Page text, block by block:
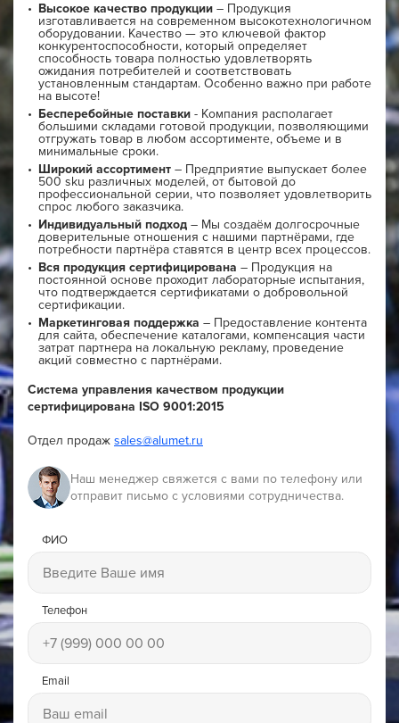
Высокое качество продукции – Продукция
изготавливается на современном высокотехнологичном
оборудовании. Качество — это ключевой фактор
конкурентоспособности, который определяет
способность товара полностью удовлетворять
ожидания потребителей и соответствовать
установленным стандартам. Особенно важно при работе
на высоте!
Бесперебойные поставки - Компания располагает
большими складами готовой продукции, позволяющими
отгружать товар в любом ассортименте, объеме и в
минимальные сроки.
Широкий ассортимент – Предприятие выпускает более
500 sku различных моделей, от бытовой до
профессиональной серии, что позволяет удовлетворить
спрос любого заказчика.
Индивидуальный подход – Мы создаём долгосрочные
доверительные отношения с нашими партнёрами, где
потребности партнёра ставятся в центр всех процессов.
Вся продукция сертифицирована – Продукция на
постоянной основе проходит лабораторные испытания,
что подтверждается сертификатами о добровольной
сертификации.
Маркетинговая поддержка – Предоставление контента
для сайта, обеспечение каталогами, компенсация части
затрат партнера на локальную рекламу, проведение
акций совместно с партнёрами.
Система управления качеством продукции
сертифицирована ISO 9001:2015
Отдел продаж sales@alumet.ru
Наш менеджер свяжется с вами по телефону или
отправит письмо с условиями сотрудничества.
ФИО
Телефон
Email